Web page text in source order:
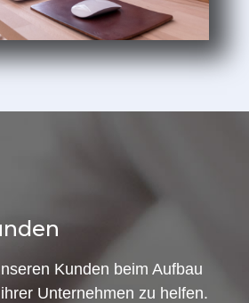
Kunden beim Aufbau
Unternehmen zu helfen.